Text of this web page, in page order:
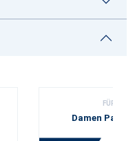
FÜR
Damen